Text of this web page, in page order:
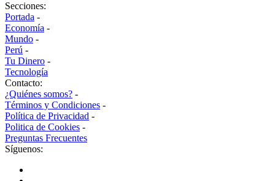
Secciones:
Portada -
Economía -
Mundo -
Perú -
Tu Dinero -
Tecnología
Contacto:
¿Quiénes somos? -
Términos y Condiciones -
Política de Privacidad -
Politica de Cookies -
Preguntas Frecuentes
Síguenos: